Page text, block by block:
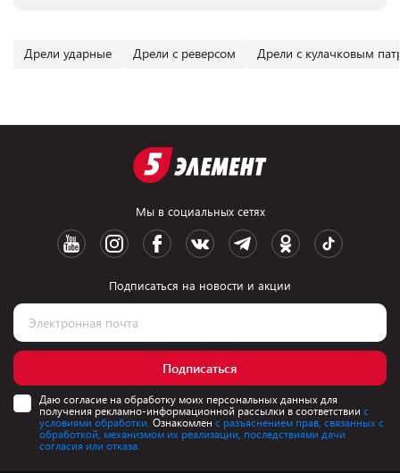
Дрели ударные Дрели с реверсом Дрели с кулачковым
Мы в социальных сетях
Подписаться на новости и акции
Подписаться
Даю согласие на обработку моих персональных данных для
получения рекламно-информационной рассылки в соответствии с
условиями обработки. Ознакомлен с разъяснением прав, связанных с
обработкой, механизмом их реализации, последствиями дачи
согласия или отказа.